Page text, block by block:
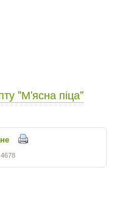
"М'ясна піца"
4678